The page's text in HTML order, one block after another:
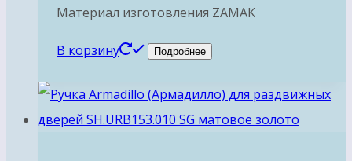
Материал изготовления ZAMAK
В корзину Подробнее